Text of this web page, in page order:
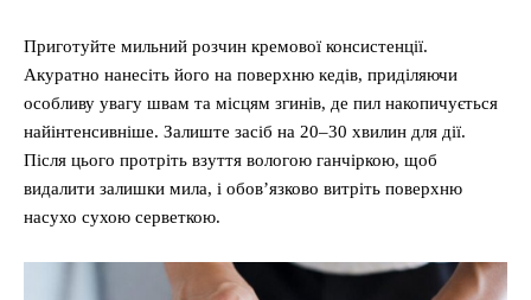
Приготуйте мильний розчин кремової консистенції.
Акуратно нанесіть його на поверхню кедів, приділяючи
особливу увагу швам та місцям згинів, де пил накопичується
найінтенсивніше. Залиште засіб на 20–30 хвилин для дії.
Після цього протріть взуття вологою ганчіркою, щоб
видалити залишки мила, і обов’язково витріть поверхню
насухо сухою серветкою.